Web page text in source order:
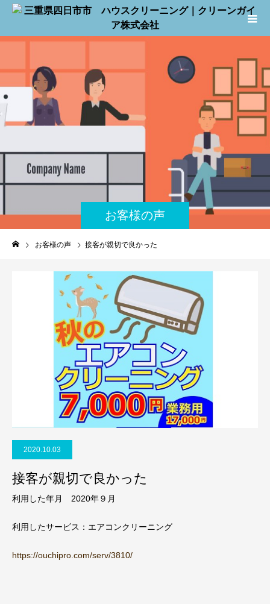
お客様の声
お客様の声 接客が親切で良かった
2020.10.03
接客が親切で良かった
利用した年月 2020年９月
利用したサービス：エアコンクリーニング
https://ouchipro.com/serv/3810/